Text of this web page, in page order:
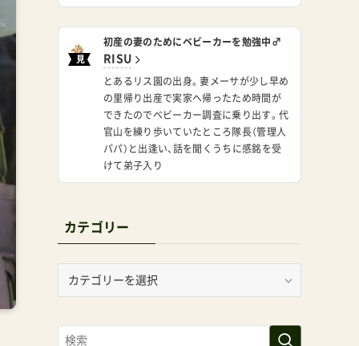
見
初産の妻のためにベビーカーを勉強中♂
RISU
とあるリス園の出身。妻メーサが少し早め
の里帰り出産で実家へ帰ったため時間が
できたのでベビーカー調査に乗り出す。代
官山を練り歩いていたところ隊長（管理人
パパ）と出逢い、話を聞くうちに感銘を受
けて弟子入り
カテゴリー
リ
ー